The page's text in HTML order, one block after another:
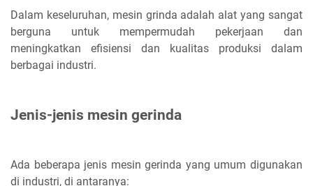
Dalam keseluruhan, mesin grinda adalah alat yang sangat
berguna untuk mempermudah pekerjaan dan
meningkatkan efisiensi dan kualitas produksi dalam
berbagai industri.
Jenis-jenis mesin gerinda
Ada beberapa jenis mesin gerinda yang umum digunakan
di industri, di antaranya: